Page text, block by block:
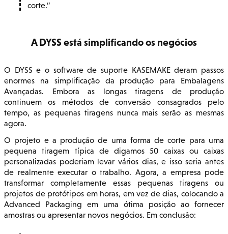
corte.
A DYSS está simplificando os negócios
O DYSS e o software de suporte KASEMAKE deram passos
enormes na simplificação da produção para Embalagens
Avançadas. Embora as longas tiragens de produção
continuem os métodos de conversão consagrados pelo
tempo, as pequenas tiragens nunca mais serão as mesmas
agora.
O projeto e a produção de uma forma de corte para uma
pequena tiragem típica de digamos 50 caixas ou caixas
personalizadas poderiam levar vários dias, e isso seria antes
de realmente executar o trabalho. Agora, a empresa pode
transformar completamente essas pequenas tiragens ou
projetos de protótipos em horas, em vez de dias, colocando a
Advanced Packaging em uma ótima posição ao fornecer
amostras ou apresentar novos negócios. Em conclusão: